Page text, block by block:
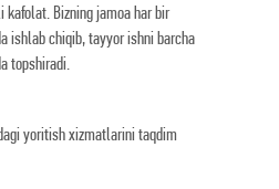
Bizning jamoa har bir
ishlab chiqib, tayyor ishni barcha
topshiradi.
yoritish xizmatlarini taqdim